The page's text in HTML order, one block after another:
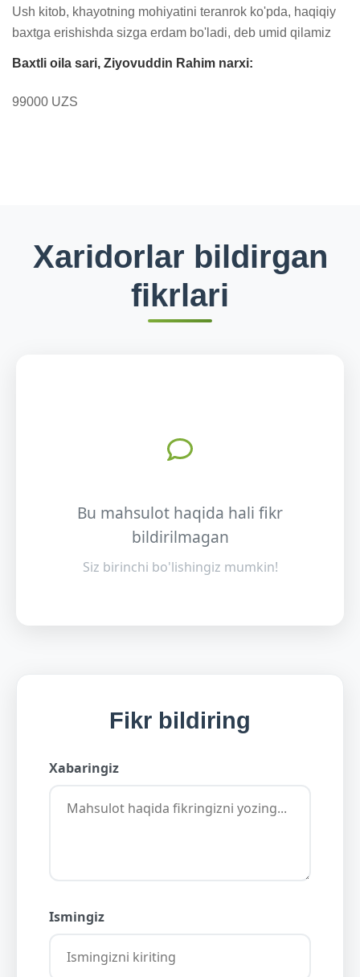
Ush kitob, khayotning mohiyatini teranrok ko'pda, haqiqiy
baxtga erishishda sizga erdam bo'ladi, deb umid qilamiz
Baxtli oila sari, Ziyovuddin Rahim narxi:
99000 UZS
Xaridorlar bildirgan
fikrlari
Bu mahsulot haqida hali fikr
bildirilmagan
Siz birinchi bo'lishingiz mumkin!
Fikr bildiring
Xabaringiz
Ismingiz